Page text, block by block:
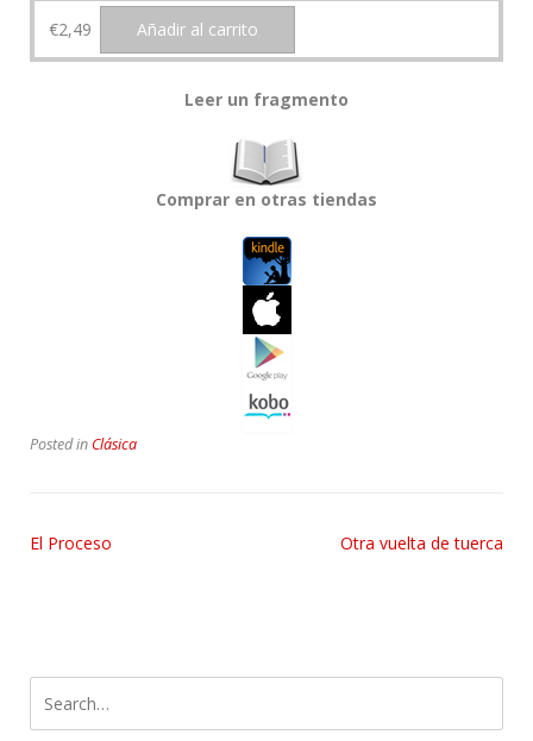
€2,49 Añadir al carrito
Leer un fragmento
Comprar en otras tiendas
Posted in Clásica
El Proceso Otra vuelta de tuerca